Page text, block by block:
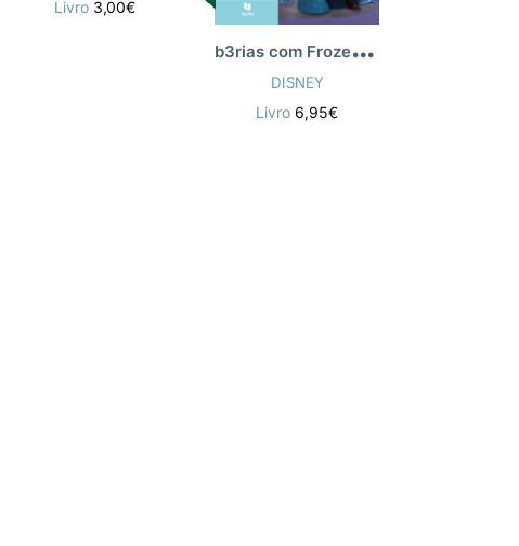
Livro 3,00€
b
3rias com Frozen 5-6 anos
DISNEY
Livro 6,95€